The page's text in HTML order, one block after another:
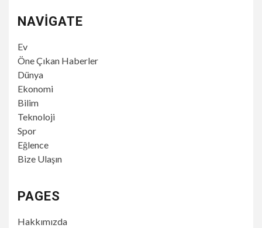
NAVIGATE
Ev
Öne Çıkan Haberler
Dünya
Ekonomi
Bilim
Teknoloji
Spor
Eğlence
Bize Ulaşın
PAGES
Hakkımızda